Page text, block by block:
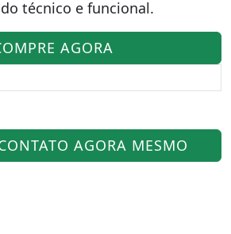
técnico e funcional.
AGORA
AGORA MESMO